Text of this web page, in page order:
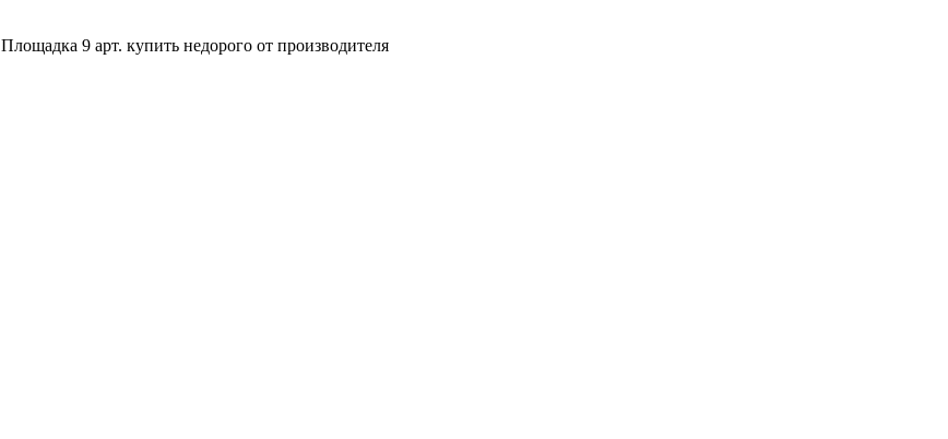
Площадка 9 арт. купить недорого от производителя